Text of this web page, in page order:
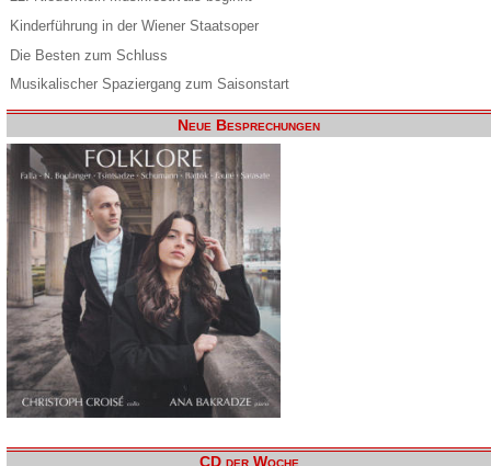
Kinderführung in der Wiener Staatsoper
Die Besten zum Schluss
Musikalischer Spaziergang zum Saisonstart
Neue Besprechungen
CD der Woche